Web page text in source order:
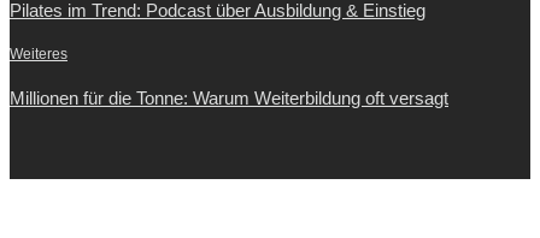
Pilates im Trend: Podcast über Ausbildung & Einstieg
Weiteres
Millionen für die Tonne: Warum Weiterbildung oft versagt